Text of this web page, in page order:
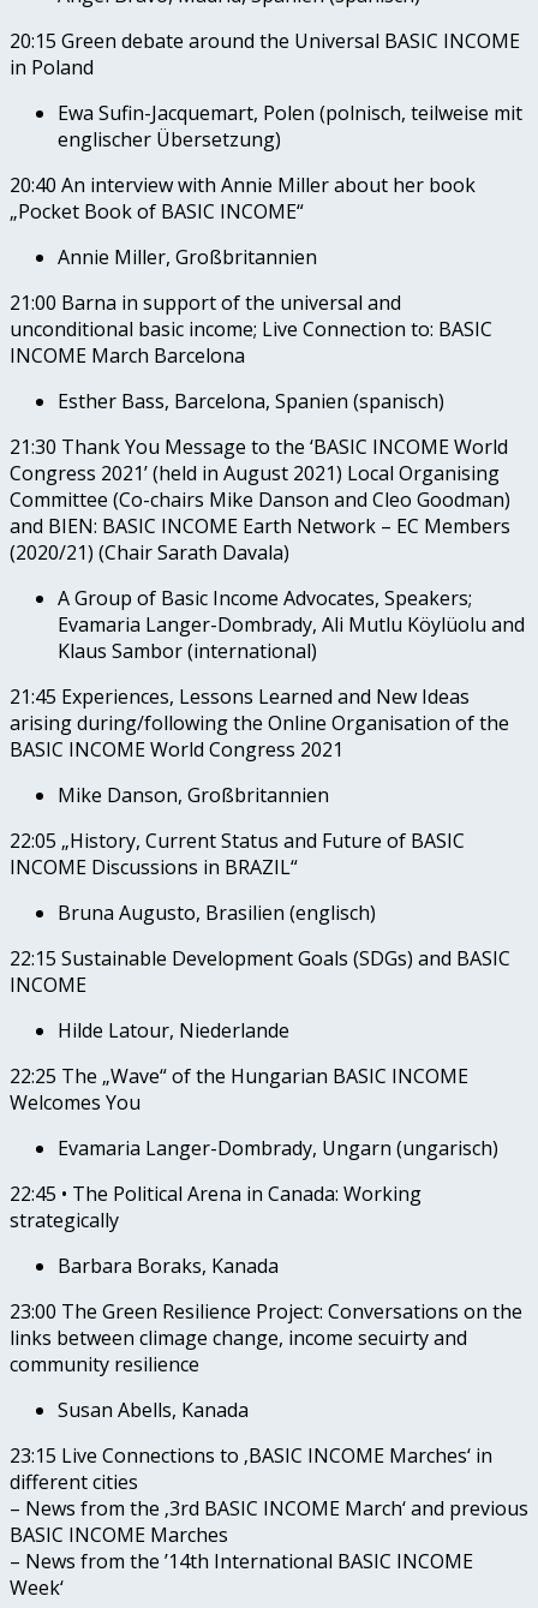
20:15 Green debate around the Universal BASIC INCOME
in Poland
Ewa Sufin-Jacquemart, Polen (polnisch, teilweise mit
englischer Übersetzung)
20:40 An interview with Annie Miller about her book
„Pocket Book of BASIC INCOME“
Annie Miller, Großbritannien
21:00 Barna in support of the universal and
unconditional basic income; Live Connection to: BASIC
INCOME March Barcelona
Esther Bass, Barcelona, Spanien (spanisch)
21:30 Thank You Message to the ‘BASIC INCOME World
Congress 2021’ (held in August 2021) Local Organising
Committee (Co-chairs Mike Danson and Cleo Goodman)
and BIEN: BASIC INCOME Earth Network – EC Members
(2020/21) (Chair Sarath Davala)
A Group of Basic Income Advocates, Speakers;
Evamaria Langer-Dombrady, Ali Mutlu Köylüolu and
Klaus Sambor (international)
21:45 Experiences, Lessons Learned and New Ideas
arising during/following the Online Organisation of the
BASIC INCOME World Congress 2021
Mike Danson, Großbritannien
22:05 „History, Current Status and Future of BASIC
INCOME Discussions in BRAZIL“
Bruna Augusto, Brasilien (englisch)
22:15 Sustainable Development Goals (SDGs) and BASIC
INCOME
Hilde Latour, Niederlande
22:25 The „Wave“ of the Hungarian BASIC INCOME
Welcomes You
Evamaria Langer-Dombrady, Ungarn (ungarisch)
22:45 • The Political Arena in Canada: Working
strategically
Barbara Boraks, Kanada
23:00 The Green Resilience Project: Conversations on the
links between climage change, income secuirty and
community resilience
Susan Abells, Kanada
23:15 Live Connections to ‚BASIC INCOME Marches‘ in
different cities
– News from the ‚3rd BASIC INCOME March‘ and previous
BASIC INCOME Marches
– News from the ’14th International BASIC INCOME
Week‘